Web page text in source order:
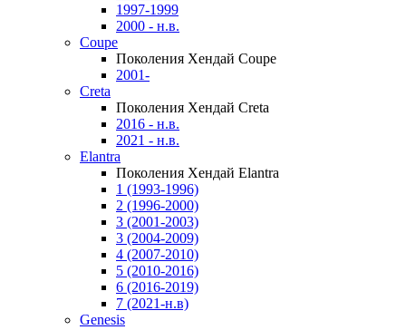
1997-1999
2000 - н.в.
Coupe
Поколения Хендай Coupe
2001-
Creta
Поколения Хендай Creta
2016 - н.в.
2021 - н.в.
Elantra
Поколения Хендай Elantra
1 (1993-1996)
2 (1996-2000)
3 (2001-2003)
3 (2004-2009)
4 (2007-2010)
5 (2010-2016)
6 (2016-2019)
7 (2021-н.в)
Genesis